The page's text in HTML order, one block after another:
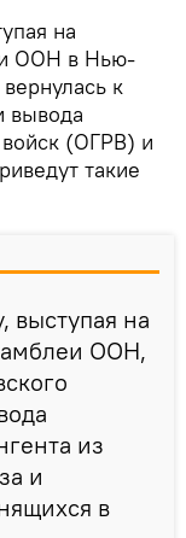
на
ООН в Нью-
к
вывода
(ОГРВ) и
такие
выступая на
ООН,
из
и
в